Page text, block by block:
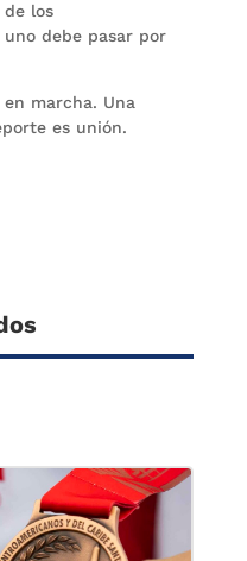
de los
debe pasar por
marcha. Una
es unión.